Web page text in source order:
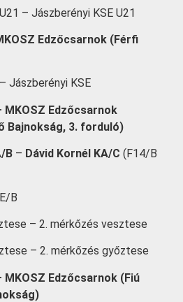
– Jászberényi KSE U21
Edzőcsarnok (Férfi
Jászberényi KSE
MKOSZ Edzőcsarnok
Bajnokság, 3. forduló)
B – Dávid Kornél KA/C (F14/B
B
– 2. mérkőzés vesztese
– 2. mérkőzés győztese
MKOSZ Edzőcsarnok (Fiú